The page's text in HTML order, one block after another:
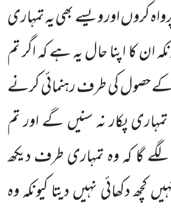
کروں اور ویسے بھی یہ تمہاری
ان کا اپنا حال یہ ہے کہ اگر تم
حصول کی طرف رہنمائی کرنے
پکار نہ سنیں گے اور تم
گا کہ وہ تمہاری طرف دیکھ
کچھ دکھائی نہیں دیتا کیونکہ وہ